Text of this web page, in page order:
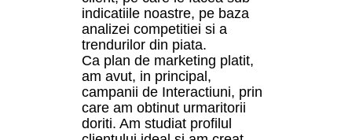
indicatiile noastre, pe baza
analizei competitiei si a
trendurilor din piata.
Ca plan de marketing platit,
am avut, in principal,
campanii de Interactiuni, prin
care am obtinut urmaritorii
doriti. Am studiat profilul